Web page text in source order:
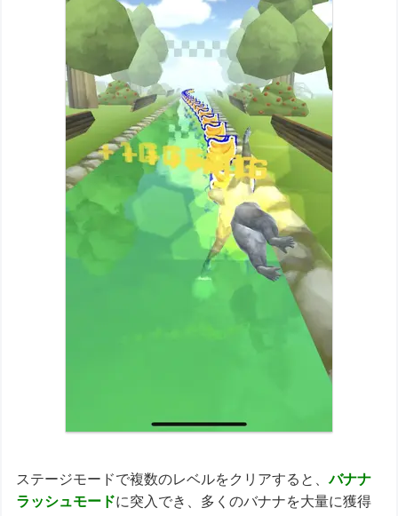
ステージモードで複数のレベルをクリアすると、バナナ
ラッシュモードに突入でき、多くのバナナを大量に獲得